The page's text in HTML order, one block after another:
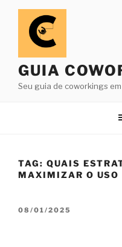
Pular
conteúdo
GUIA
Seu guia de coworkings
TAG: QUAIS
MAXIMIZAR O USO
PUBLICADO
08/01/2025